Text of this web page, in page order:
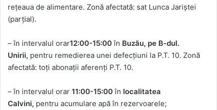
rețeaua de alimentare. Zonă afectată: sat Lunca Jariștei
(parțial).
– în intervalul orar12:00-15:00în Buzău, pe B-dul.
Unirii, pentru remedierea unei defecțiuni la P.T. 10. Zonă
afectată: toți abonații aferenți P.T. 10.
– în intervalul orar 11:00-15:00în localitatea
Calvini, pentru acumulare apă în rezervoarele;